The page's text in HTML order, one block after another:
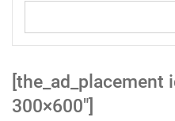
300×600″]